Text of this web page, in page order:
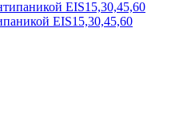
EIS15,30,45,60